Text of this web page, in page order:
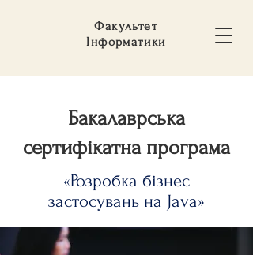
Факультет
Інформатики
Бакалаврська
сертифікатна програма
«Розробка бізнес
застосувань на Java»